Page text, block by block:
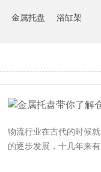
金属托盘 浴缸架
物流行业在古代的时候就
的逐步发展，十几年来